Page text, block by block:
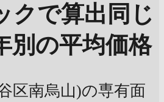
クで算出 同じ
別の平均価格
区南烏山)の専有面